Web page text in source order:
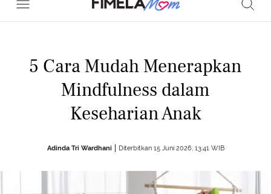
5 Cara Mudah Menerapkan
Mindfulness dalam
Keseharian Anak
Adinda Tri Wardhani Diterbitkan 15 Juni 2026, 13:41 WIB